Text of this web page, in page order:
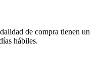
de compra tienen un
hábiles.